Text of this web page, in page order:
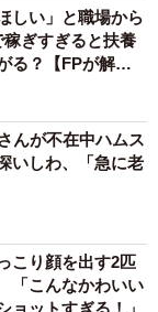
しい」と職場から
ぎすぎると扶養
る？【FPが解
んが不在中ハムス
いしわ、「急に老
こり顔を出す2匹
こんなかわいい